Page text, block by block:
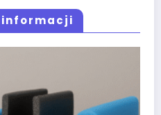
informacji